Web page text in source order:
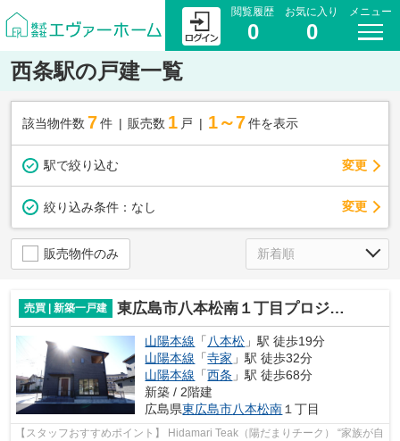
閲覧履歴
0
お気に入り
0
メニュー
西条駅の戸建一覧
該当物件数 7件 販売数 1 戸 1～7 件を表示
駅で絞り込む 変更
絞り込み条件： なし 変更
販売物件のみ
売買 | 新築一戸建 東広島市八本松南１丁目プロジェクトA棟
山陽本線 「 八本松 」駅 徒歩19分
山陽本線 「寺家 」駅 徒歩32分
山陽本線 「西条 」駅 徒歩68分
新築 / 2階建
広島県東広島市八本松南 １丁目
【スタッフおすすめポイント】 Hidamari Teak（陽だまりチーク） “家族が自